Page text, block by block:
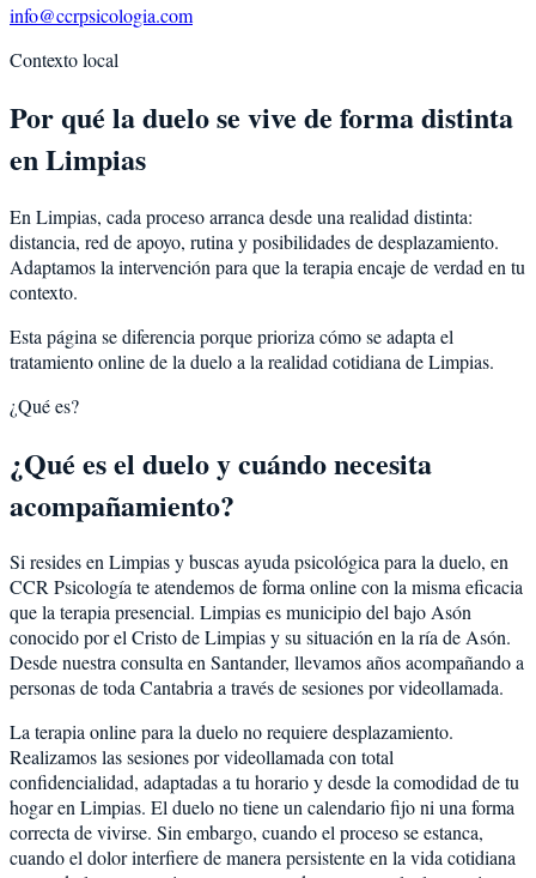
info@ccrpsicologia.com
Contexto local
Por qué la duelo se vive de forma distinta
en Limpias
En Limpias, cada proceso arranca desde una realidad distinta:
distancia, red de apoyo, rutina y posibilidades de desplazamiento.
Adaptamos la intervención para que la terapia encaje de verdad en tu
contexto.
Esta página se diferencia porque prioriza cómo se adapta el
tratamiento online de la duelo a la realidad cotidiana de Limpias.
¿Qué es?
¿Qué es el duelo y cuándo necesita
acompañamiento?
Si resides en Limpias y buscas ayuda psicológica para la duelo, en
CCR Psicología te atendemos de forma online con la misma eficacia
que la terapia presencial. Limpias es municipio del bajo Asón
conocido por el Cristo de Limpias y su situación en la ría de Asón.
Desde nuestra consulta en Santander, llevamos años acompañando a
personas de toda Cantabria a través de sesiones por videollamada.
La terapia online para la duelo no requiere desplazamiento.
Realizamos las sesiones por videollamada con total
confidencialidad, adaptadas a tu horario y desde la comodidad de tu
hogar en Limpias. El duelo no tiene un calendario fijo ni una forma
correcta de vivirse. Sin embargo, cuando el proceso se estanca,
cuando el dolor interfiere de manera persistente en la vida cotidiana